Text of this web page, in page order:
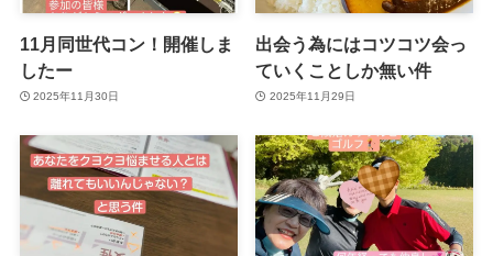
11月同世代コン！開催しま
したー
2025年11月30日
出会う為にはコツコツ会っ
ていくことしか無い件
2025年11月29日